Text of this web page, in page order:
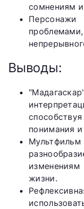
сомнениям
Персонажи
Выводы:
понимания
жизни.